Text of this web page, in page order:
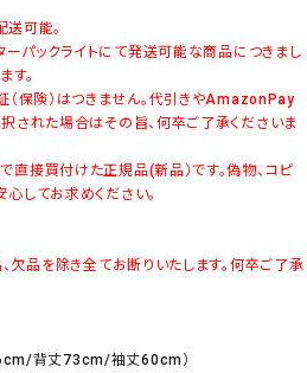
送可能。
ーパックライトにて発送可能な商品につきまし
す。
（保険）はつきません。代引きやAmazonPay
された場合はその旨、何卒ご了承くださいま
接買付けた正規品(新品）です。偽物、コピ
してお求めください。
品を除き全てお断りいたします。何卒ご了承
背丈73cm/袖丈60cm）